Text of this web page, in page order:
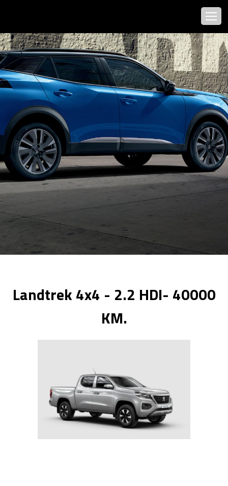
Landtrek 4x4 - 2.2 HDI- 40000
KM.